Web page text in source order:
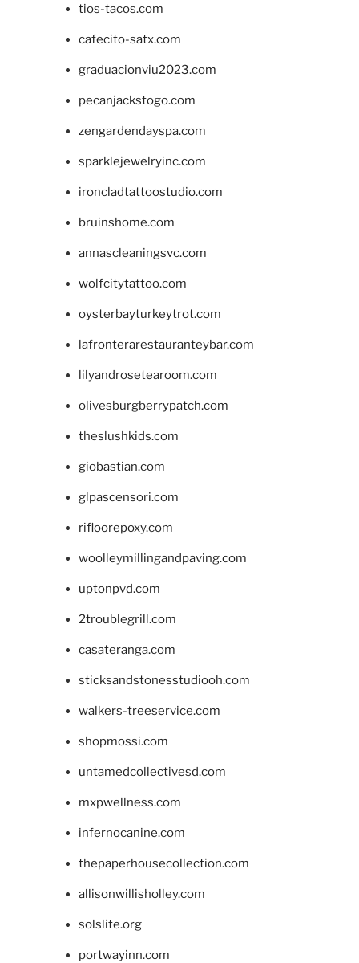
tios-tacos.com
cafecito-satx.com
graduacionviu2023.com
pecanjackstogo.com
zengardendayspa.com
sparklejewelryinc.com
ironcladtattoostudio.com
bruinshome.com
annascleaningsvc.com
wolfcitytattoo.com
oysterbayturkeytrot.com
lafronterarestauranteybar.com
lilyandrosetearoom.com
olivesburgberrypatch.com
theslushkids.com
giobastian.com
glpascensori.com
rifloorepoxy.com
woolleymillingandpaving.com
uptonpvd.com
2troublegrill.com
casateranga.com
sticksandstonesstudiooh.com
walkers-treeservice.com
shopmossi.com
untamedcollectivesd.com
mxpwellness.com
infernocanine.com
thepaperhousecollection.com
allisonwillisholley.com
solslite.org
portwayinn.com